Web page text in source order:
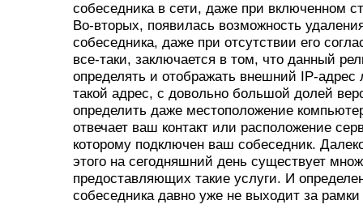
собеседника в сети, даже при включенном
Во-вторых, появилась возможность
собеседника, даже при отсутствии его
все-таки, заключается в том, что данный
определять и отображать внешний IP-адрес
такой адрес, с довольно большой долей
определить даже местоположение
отвечает ваш контакт или расположение
которому подключен ваш собеседник.
этого на сегодняшний день существует
предоставляющих такие услуги. И
собеседника давно уже не выходит за рамки